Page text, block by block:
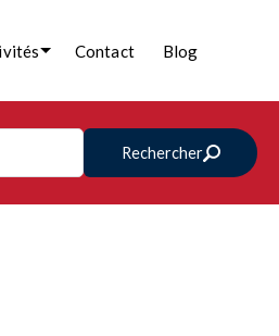
Contact Blog
Rechercher